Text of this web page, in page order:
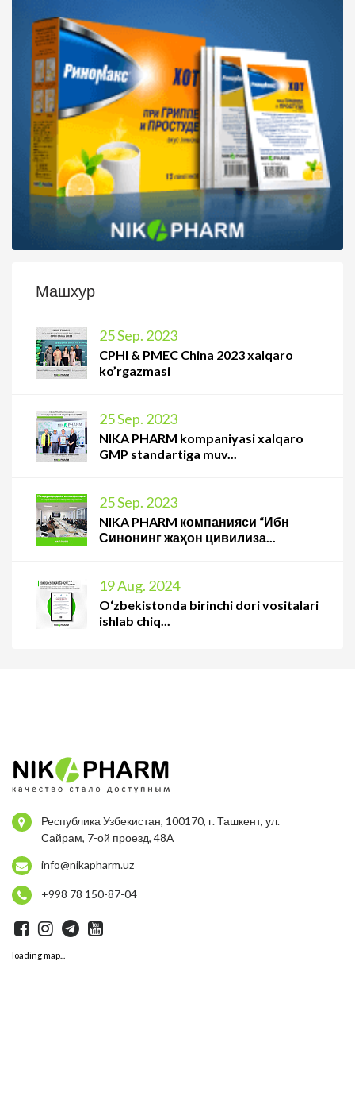
Машхур
25 Sep. 2023
CPHI & PMEC China 2023 xalqaro
ko’rgazmasi
25 Sep. 2023
NIKA PHARM kompaniyasi xalqaro
GMP standartiga muv...
25 Sep. 2023
NIKA PHARM компанияси “Ибн
Синонинг жаҳон цивилиза...
19 Aug. 2024
O‘zbekistonda birinchi dori vositalari
ishlab chiq...
Республика Узбекистан, 100170, г. Ташкент, ул.
Сайрам, 7-ой проезд, 48А
info@nikapharm.uz
+998 78 150-87-04
loading map...